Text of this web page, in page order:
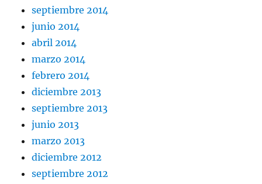
septiembre 2014
junio 2014
abril 2014
marzo 2014
febrero 2014
diciembre 2013
septiembre 2013
junio 2013
marzo 2013
diciembre 2012
septiembre 2012